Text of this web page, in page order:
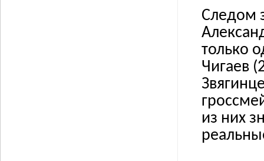
Следом
только
Чигаев
из них